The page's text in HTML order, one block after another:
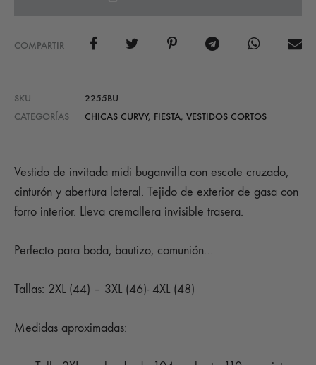
COMPARTIR
SKU
2255BU
CATEGORÍAS
CHICAS CURVY, FIESTA, VESTIDOS CORTOS
Vestido de invitada midi buganvilla con escote cruzado,
cinturón y abertura lateral. Tejido de exterior de gasa con
forro interior. Lleva cremallera invisible trasera.
Perfecto para boda, bautizo, comunión…
Tallas: 2XL (44) – 3XL (46)- 4XL (48)
Medidas aproximadas: